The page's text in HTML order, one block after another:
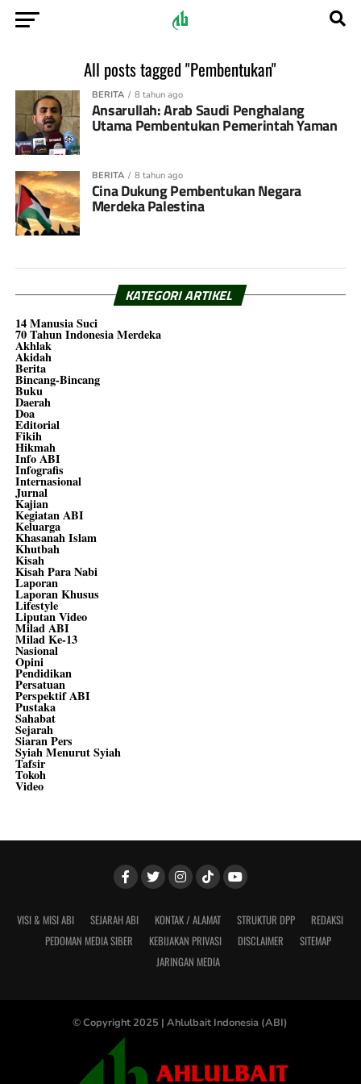
All posts tagged "Pembentukan"
BERITA 8 tahun ago
Ansarullah: Arab Saudi Penghalang
Utama Pembentukan Pemerintah Yaman
BERITA 8 tahun ago
Cina Dukung Pembentukan Negara
Merdeka Palestina
KATEGORI ARTIKEL
14 Manusia Suci
70 Tahun Indonesia Merdeka
Akhlak
Akidah
Berita
Bincang-Bincang
Buku
Daerah
Doa
Editorial
Fikih
Hikmah
Info ABI
Infografis
Internasional
Jurnal
Kajian
Kegiatan ABI
Keluarga
Khasanah Islam
Khutbah
Kisah
Kisah Para Nabi
Laporan
Laporan Khusus
Lifestyle
Liputan Video
Milad ABI
Milad Ke-13
Nasional
Opini
Pendidikan
Persatuan
Perspektif ABI
Pustaka
Sahabat
Sejarah
Siaran Pers
Syiah Menurut Syiah
Tafsir
Tokoh
Video
VISI & MISI ABI SEJARAH ABI KONTAK / ALAMAT STRUKTUR DPP
REDAKSI
PEDOMAN MEDIA SIBER
KEBIJAKAN PRIVASI DISCLAIMER
SITEMAP
JARINGAN MEDIA
© Copyright 2025 | Ahlulbait Indonesia (ABI)